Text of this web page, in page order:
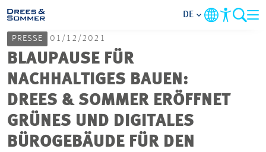
MARKETS
SERVICES
UNTERNEHMEN
DE
PRESSE 01/12/2021
BLAUPAUSE FÜR
NACHHALTIGES BAUEN:
DREES & SOMMER ERÖFFNET
GRÜNES UND DIGITALES
BÜROGEBÄUDE FÜR DEN